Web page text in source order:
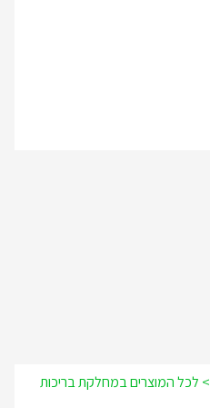
> לכל המוצרים במחלקת בריכות